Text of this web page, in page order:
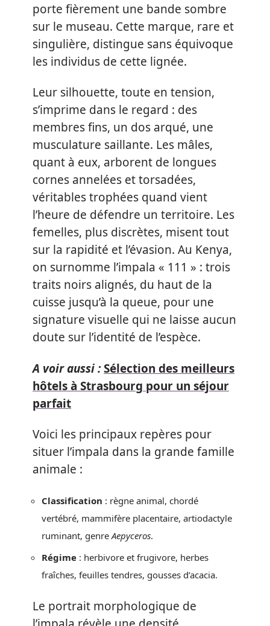
porte fièrement une bande sombre
sur le museau. Cette marque, rare et
singulière, distingue sans équivoque
les individus de cette lignée.
Leur silhouette, toute en tension,
s’imprime dans le regard : des
membres fins, un dos arqué, une
musculature saillante. Les mâles,
quant à eux, arborent de longues
cornes annelées et torsadées,
véritables trophées quand vient
l’heure de défendre un territoire. Les
femelles, plus discrètes, misent tout
sur la rapidité et l’évasion. Au Kenya,
on surnomme l’impala « 111 » : trois
traits noirs alignés, du haut de la
cuisse jusqu’à la queue, pour une
signature visuelle qui ne laisse aucun
doute sur l’identité de l’espèce.
A voir aussi :Sélection des meilleurs
hôtels à Strasbourg pour un séjour
parfait
Voici les principaux repères pour
situer l’impala dans la grande famille
animale :
Classification : règne animal, chordé
vertébré, mammifère placentaire, artiodactyle
ruminant, genre Aepyceros.
Régime : herbivore et frugivore, herbes
fraîches, feuilles tendres, gousses d’acacia.
Le portrait morphologique de